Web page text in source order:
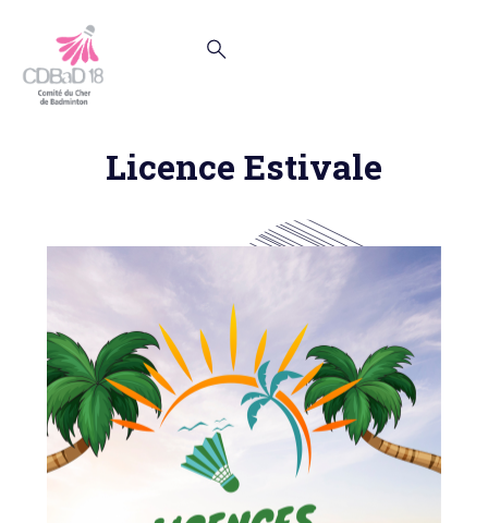
Licence Estivale